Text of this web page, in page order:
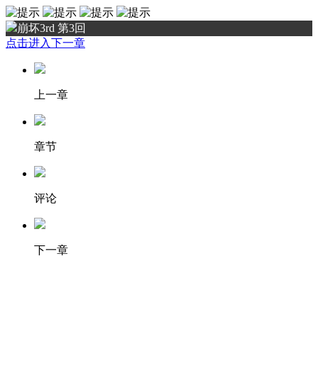
崩坏3rd 第3回
点击进入下一章
上一章
章节
评论
下一章